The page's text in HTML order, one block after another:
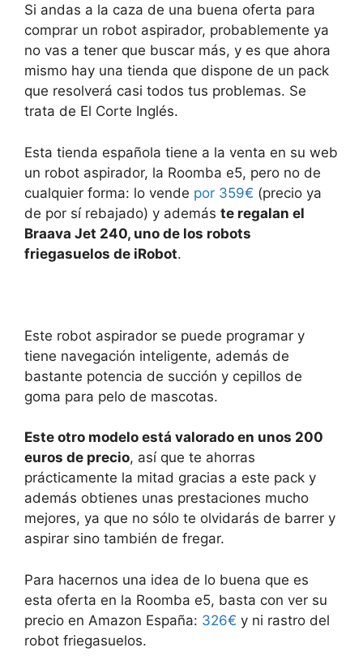
Si andas a la caza de una buena oferta para
comprar un robot aspirador, probablemente ya
no vas a tener que buscar más, y es que ahora
mismo hay una tienda que dispone de un pack
que resolverá casi todos tus problemas. Se
trata de El Corte Inglés.
Esta tienda española tiene a la venta en su web
un robot aspirador, la Roomba e5, pero no de
cualquier forma: lo vende por 359€ (precio ya
de por sí rebajado) y además te regalan el
Braava Jet 240, uno de los robots
friegasuelos de iRobot.
Este robot aspirador se puede programar y
tiene navegación inteligente, además de
bastante potencia de succión y cepillos de
goma para pelo de mascotas.
Este otro modelo está valorado en unos 200
euros de precio, así que te ahorras
prácticamente la mitad gracias a este pack y
además obtienes unas prestaciones mucho
mejores, ya que no sólo te olvidarás de barrer y
aspirar sino también de fregar.
Para hacernos una idea de lo buena que es
esta oferta en la Roomba e5, basta con ver su
precio en Amazon España: 326€ y ni rastro del
robot friegasuelos.